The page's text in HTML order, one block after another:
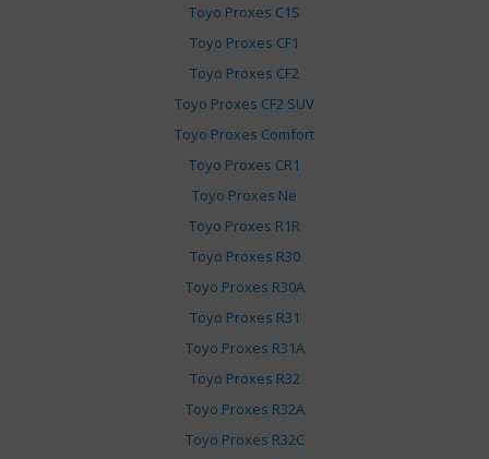
Toyo Proxes C1S
Toyo Proxes CF1
Toyo Proxes CF2
Toyo Proxes CF2 SUV
Toyo Proxes Comfort
Toyo Proxes CR1
Toyo Proxes Ne
Toyo Proxes R1R
Toyo Proxes R30
Toyo Proxes R30A
Toyo Proxes R31
Toyo Proxes R31A
Toyo Proxes R32
Toyo Proxes R32A
Toyo Proxes R32C